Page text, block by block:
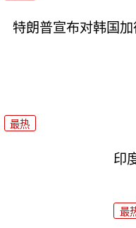
特朗普宣布对韩国
最热
印
最